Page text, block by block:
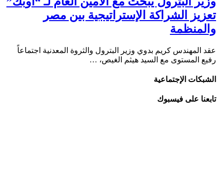
تعزيز الشراكة الإستراتيجية بين مصر
والمنظمة
​عقد المهندس كريم بدوي وزير البترول والثروة المعدنية اجتماعاً
رفيع المستوى مع السيد هيثم الغيص، …
الشبكات الإجتماعية
تابعنا على فيسبوك